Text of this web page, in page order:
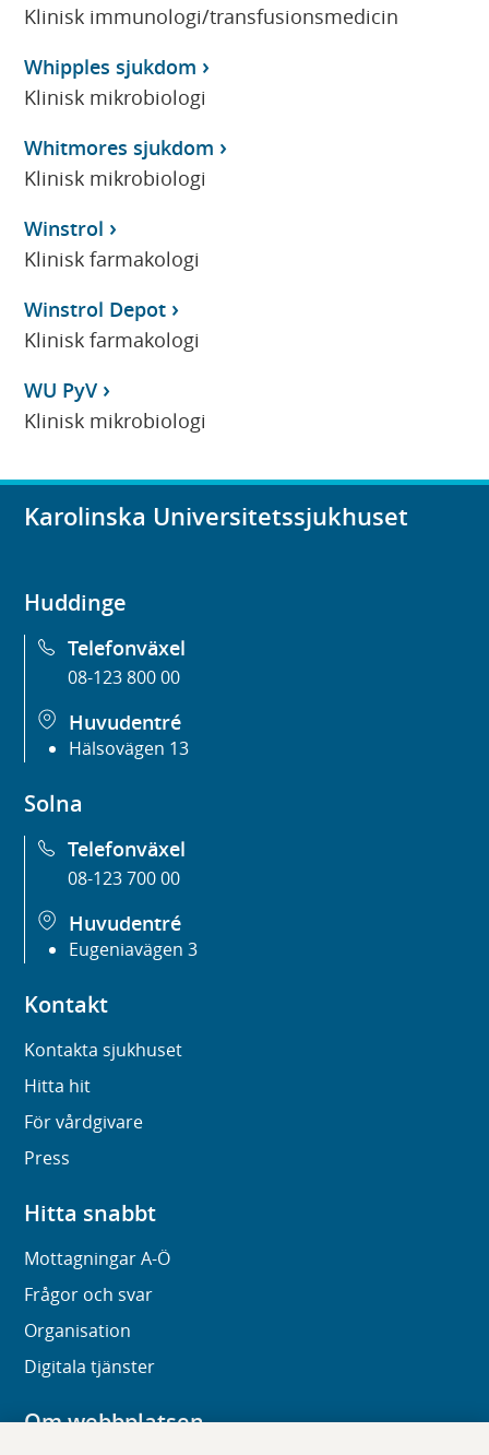
Klinisk immunologi/transfusionsmedicin
Whipples sjukdom
Klinisk mikrobiologi
Whitmores sjukdom
Klinisk mikrobiologi
Winstrol
Klinisk farmakologi
Winstrol Depot
Klinisk farmakologi
WU PyV
Klinisk mikrobiologi
Karolinska Universitetssjukhuset
Huddinge
Telefonväxel
08-123 800 00
Huvudentré
Hälsovägen 13
Solna
Telefonväxel
08-123 700 00
Huvudentré
Eugeniavägen 3
Kontakt
Kontakta sjukhuset
Hitta hit
För vårdgivare
Press
Hitta snabbt
Mottagningar A-Ö
Frågor och svar
Organisation
Digitala tjänster
Om webbplatsen